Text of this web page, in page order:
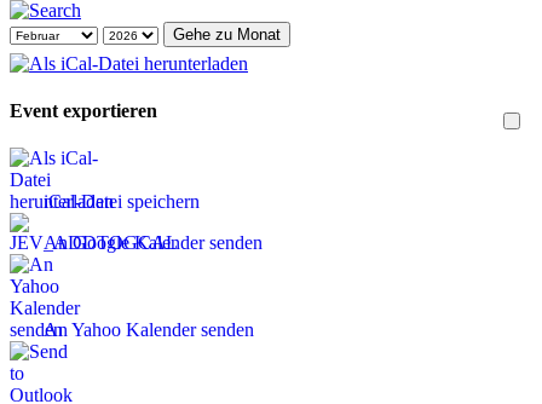
Gehe zu Monat
Event exportieren
iCal-Datei speichern
An Google Kalender senden
An Yahoo Kalender senden